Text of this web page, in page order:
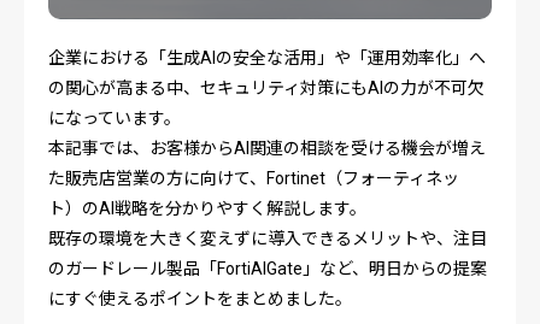
企業における「生成AIの安全な活用」や「運用効率化」へ
の関心が高まる中、セキュリティ対策にもAIの力が不可欠
になっています。
本記事では、お客様からAI関連の相談を受ける機会が増え
た販売店営業の方に向けて、Fortinet（フォーティネッ
ト）のAI戦略を分かりやすく解説します。
既存の環境を大きく変えずに導入できるメリットや、注目
のガードレール製品「FortiAIGate」など、明日からの提案
にすぐ使えるポイントをまとめました。